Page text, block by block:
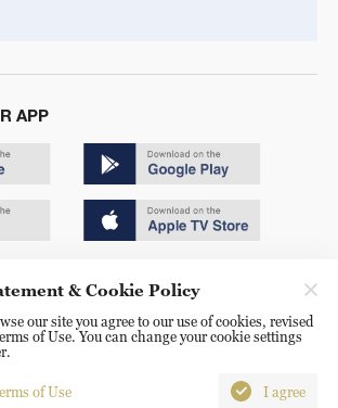
APP
号
010-85061466
& Cookie Policy
our site you agree to our use of cookies, revised
of Use. You can change your cookie settings
of Use I agree